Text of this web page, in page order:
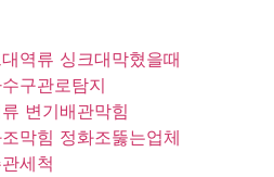
역류 싱크대막혔을때
구관로탐지
변기배관막힘
막힘 정화조뚫는업체
세척